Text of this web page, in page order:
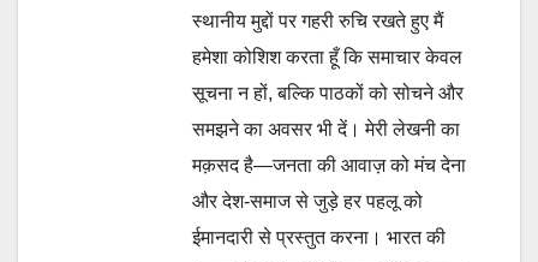
स्थानीय मुद्दों पर गहरी रुचि रखते हुए मैं
हमेशा कोशिश करता हूँ कि समाचार केवल
सूचना न हों, बल्कि पाठकों को सोचने और
समझने का अवसर भी दें। मेरी लेखनी का
मक़सद है—जनता की आवाज़ को मंच देना
और देश-समाज से जुड़े हर पहलू को
ईमानदारी से प्रस्तुत करना। भारत की